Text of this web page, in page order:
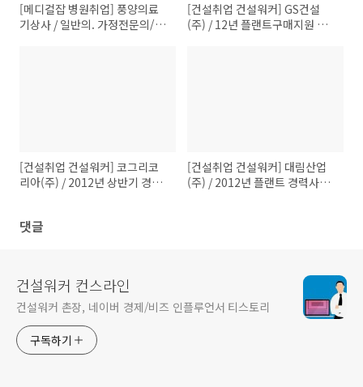
[메디컬잡 병원취업] 풍양의료
기상사 / 일반의. 가정전문의/일
[건설취업 건설워커] GS건설
(주) / 12년 플랜트구매지원 경
[건설취업 건설워커] 코그리코
리아(주) / 2012년 상반기 경력
[건설취업 건설워커] 대림산업
(주) / 2012년 플랜트 경력사원
댓글
건설워커 컨스라인
건설워커 촌장, 네이버 경제/비즈 인플루언서 티스토리
구독하기